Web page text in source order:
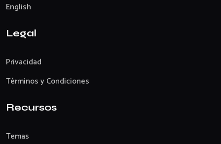
English
Legal
Privacidad
Términos y Condiciones
Recursos
Temas